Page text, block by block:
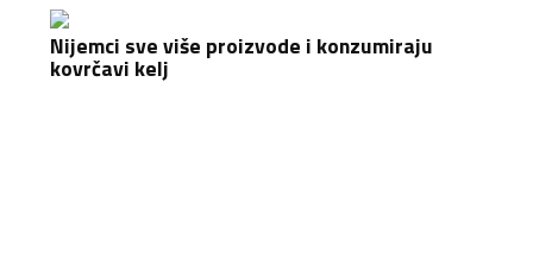
Nijemci sve više proizvode i konzumiraju
kovrčavi kelj